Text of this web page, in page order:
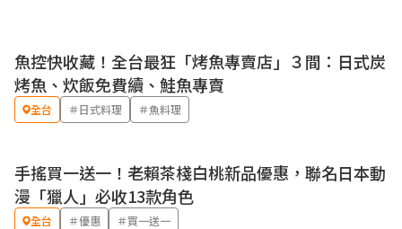
魚控快收藏！全台最狂「烤魚專賣店」３間：日式炭
烤魚、炊飯免費續、鮭魚專賣
全台 ＃日式料理 ＃魚料理
優惠
手搖買一送一！老賴茶棧白桃新品優惠，聯名日本動
漫「獵人」必收13款角色
全台 ＃優惠 ＃買一送一